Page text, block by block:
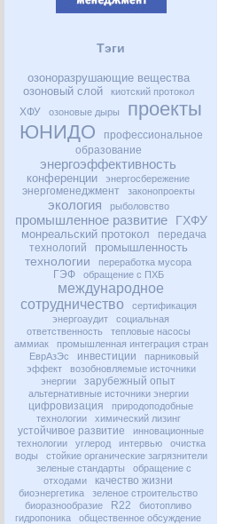
Тэги
озоноразрушающие вещества
озоновый слой
киотский протокол
ХФУ озоновые дыры
проекты
ЮНИДО
профессиональное
образование
энергоэффективность
конференции энергосбережение
энергоменеджмент законопроекты
экология рыболовство
промышленное развитие ГХФУ
монреальский протокол
передача
технологий
промышленность
технологии переработка мусора
ГЭФ обращение с ПХБ
международное
сотрудничество
сертификация
энергоаудит
социальная
ответственность
тепловые насосы
аммиак
промышленная интеграция стран
ЕврАзЭс
инвестиции
парниковый
эффект
возобновляемые источники
энергии
зарубежный опыт
альтернативные источники энергии
цифровизация
природоподобные
технологии
химический лизинг
устойчивое развитие
инновационные
технологии
углерод интервью
очистка
воды
стойкие органические загрязнители
зеленые стандарты
обращение с
отходами
качество жизни
биоэнергетика
зеленое строительство
биоразнообразие
R22
биотопливо
гидропоника
общественное обсуждение